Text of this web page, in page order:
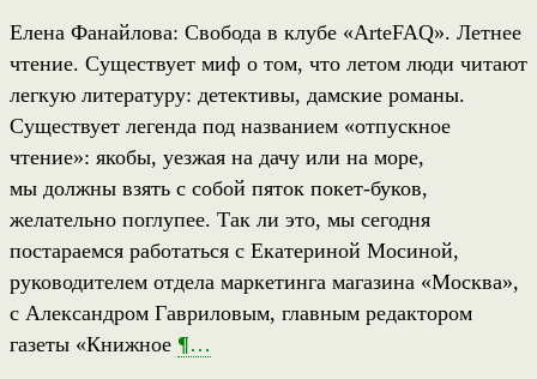
Елена Фанайлова: Свобода в клубе «ArteFAQ». Летнее
чтение. Существует миф о том, что летом люди читают
легкую литературу: детективы, дамские романы.
Существует легенда под названием «отпускное
чтение»: якобы, уезжая на дачу или на море,
мы должны взять с собой пяток покет-буков,
желательно поглупее. Так ли это, мы сегодня
постараемся работаться с Екатериной Мосиной,
руководителем отдела маркетинга магазина «Москва»,
с Александром Гавриловым, главным редактором
газеты «Книжное ¶…